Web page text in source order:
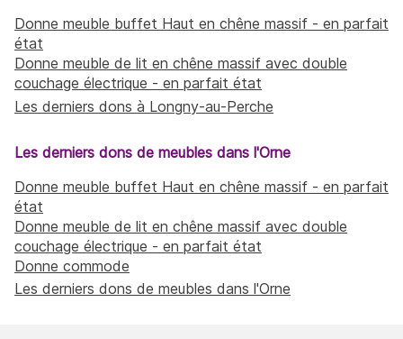
Donne meuble buffet Haut en chêne massif - en parfait
état
Donne meuble de lit en chêne massif avec double
couchage électrique - en parfait état
Les derniers dons à Longny-au-Perche
Les derniers dons de meubles dans l'Orne
Donne meuble buffet Haut en chêne massif - en parfait
état
Donne meuble de lit en chêne massif avec double
couchage électrique - en parfait état
Donne commode
Les derniers dons de meubles dans l'Orne